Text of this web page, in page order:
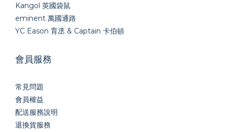
Kangol 英國袋鼠
eminent 萬國通路
YC Eason 育丞 & Captain 卡伯頓
會員服務
常見問題
會員權益
配送服務說明
退換貨服務